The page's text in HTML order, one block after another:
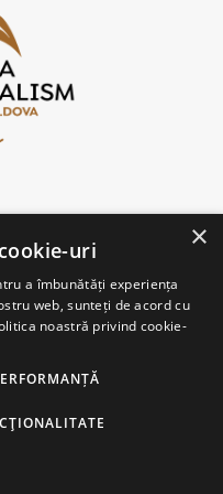
×
uri
a îmbunătăți experiența
web, sunteți de acord cu
noastră privind cookie-